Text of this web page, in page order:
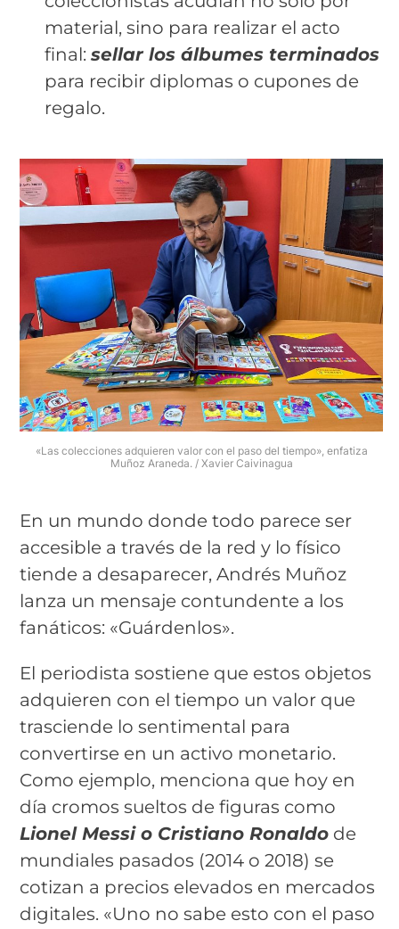
material, sino para realizar el acto
final: sellar los álbumes terminados
para recibir diplomas o cupones de
regalo.
«Las colecciones adquieren valor con el paso del tiempo», enfatiza
Muñoz Araneda. / Xavier Caivinagua
En un mundo donde todo parece ser
accesible a través de la red y lo físico
tiende a desaparecer, Andrés Muñoz
lanza un mensaje contundente a los
fanáticos: «Guárdenlos».
El periodista sostiene que estos objetos
adquieren con el tiempo un valor que
trasciende lo sentimental para
convertirse en un activo monetario.
Como ejemplo, menciona que hoy en
día cromos sueltos de figuras como
Lionel Messi o Cristiano Ronaldo de
mundiales pasados (2014 o 2018) se
cotizan a precios elevados en mercados
digitales. «Uno no sabe esto con el paso